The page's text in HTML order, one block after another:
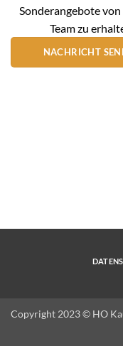
Sonderangebote
Team zu
NACHRICHT
Copyright 2023 © HO